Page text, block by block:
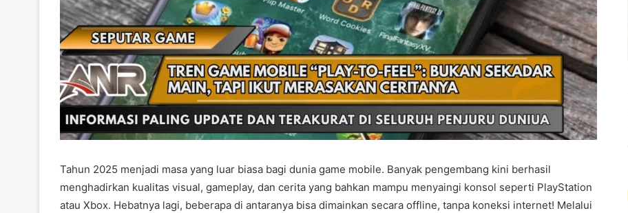
Tahun 2025 menjadi masa yang luar biasa bagi dunia game mobile. Banyak pengembang kini berhasil
menghadirkan kualitas visual, gameplay, dan cerita yang bahkan mampu menyaingi konsol seperti PlayStation
atau Xbox. Hebatnya lagi, beberapa di antaranya bisa dimainkan secara offline, tanpa koneksi internet! Melalui